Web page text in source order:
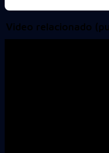
Video relacionado